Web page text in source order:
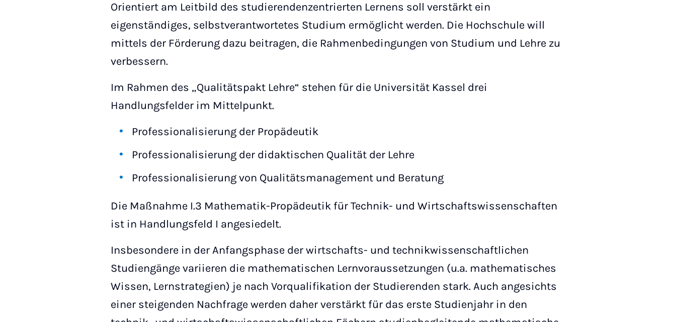
Orientiert am Leitbild des studierendenzentrierten Lernens soll verstärkt ein
eigenständiges, selbstverantwortetes Studium ermöglicht werden. Die Hochschule will
mittels der Förderung dazu beitragen, die Rahmenbedingungen von Studium und Lehre zu
verbessern.
Im Rahmen des „Qualitätspakt Lehre“ stehen für die Universität Kassel drei
Handlungsfelder im Mittelpunkt.
Professionalisierung der Propädeutik
Professionalisierung der didaktischen Qualität der Lehre
Professionalisierung von Qualitätsmanagement und Beratung
Die Maßnahme I.3 Mathematik-Propädeutik für Technik- und Wirtschaftswissenschaften
ist in Handlungsfeld I angesiedelt.
Insbesondere in der Anfangsphase der wirtschafts- und technikwissenschaftlichen
Studiengänge variieren die mathematischen Lernvoraussetzungen (u.a. mathematisches
Wissen, Lernstrategien) je nach Vorqualifikation der Studierenden stark. Auch angesichts
einer steigenden Nachfrage werden daher verstärkt für das erste Studienjahr in den